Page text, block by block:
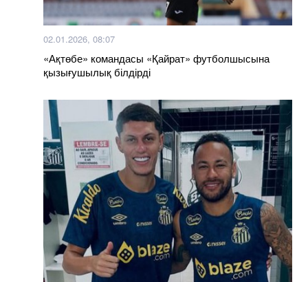
02.01.2026, 08:07
«Ақтөбе» командасы «Қайрат» футболшысына
қызығушылық білдірді